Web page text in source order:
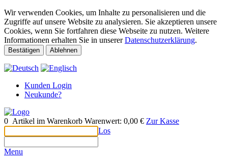
Wir verwenden Cookies, um Inhalte zu personalisieren und die
Zugriffe auf unsere Website zu analysieren. Sie akzeptieren unsere
Cookies, wenn Sie fortfahren diese Webseite zu nutzen. Weitere
Informationen erhalten Sie in unsererDatenschutzerklärung.
Bestätigen Ablehnen
Kunden Login
Neukunde?
0 Artikel im Warenkorb Warenwert: 0,00 € Zur Kasse
Los
Menu